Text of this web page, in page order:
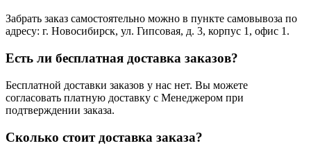
Забрать заказ самостоятельно можно в пункте самовывоза по
адресу: г. Новосибирск, ул. Гипсовая, д. 3, корпус 1, офис 1.
Есть ли бесплатная доставка заказов?
Бесплатной доставки заказов у нас нет. Вы можете
согласовать платную доставку с Менеджером при
подтверждении заказа.
Сколько стоит доставка заказа?